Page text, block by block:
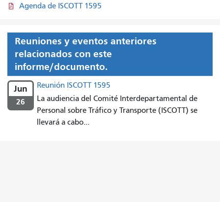
Agenda de ISCOTT 1595
Reuniones y eventos anteriores
relacionados con este
informe/documento.
Jun
26
Reunión ISCOTT 1595
La audiencia del Comité Interdepartamental de
Personal sobre Tráfico y Transporte (ISCOTT) se
llevará a cabo...